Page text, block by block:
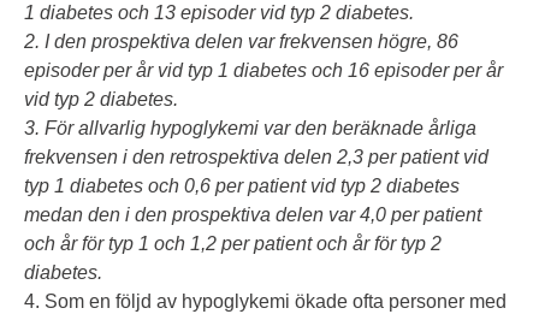
1 diabetes och 13 episoder vid typ 2 diabetes.
2. I den prospektiva delen var frekvensen högre, 86
episoder per år vid typ 1 diabetes och 16 episoder per år
vid typ 2 diabetes.
3. För allvarlig hypoglykemi var den beräknade årliga
frekvensen i den retrospektiva delen 2,3 per patient vid
typ 1 diabetes och 0,6 per patient vid typ 2 diabetes
medan den i den prospektiva delen var 4,0 per patient
och år för typ 1 och 1,2 per patient och år för typ 2
diabetes.
4. Som en följd av hypoglykemi ökade ofta personer med